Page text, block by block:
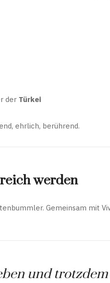
der Türkei
ehrlich, berührend.
werden
Gemeinsam mit
und